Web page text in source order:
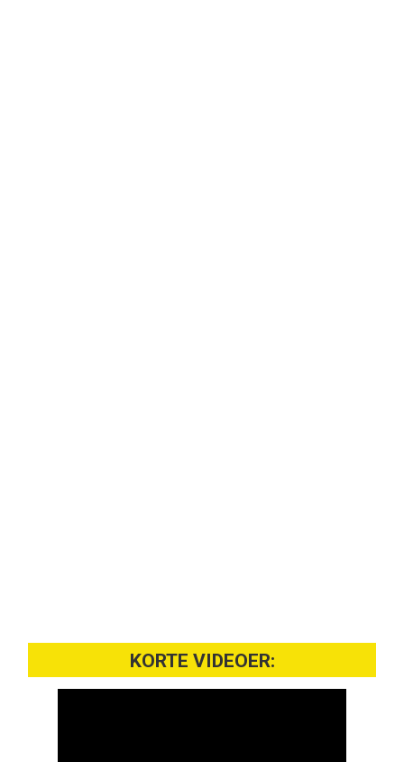
KORTE VIDEOER: